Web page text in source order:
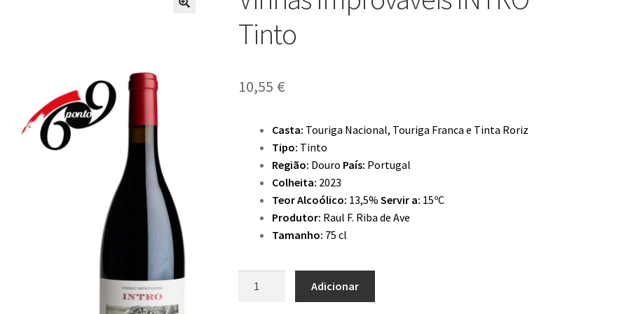
Tinto
10,55 €
Casta: Touriga Nacional, Touriga Franca e Tinta Roriz
Tipo: Tinto
Região: Douro País: Portugal
Colheita: 2023
Teor Alcoólico: 13,5% Servir a: 15ºC
Produtor: Raul F. Riba de Ave
Tamanho: 75 cl
Adicionar